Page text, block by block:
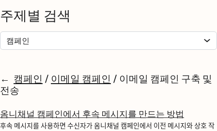
주제별 검색
캠페인 / 이메일 캠페인 / 이메일 캠페인 구축 및
전송
옴니채널 캠페인에서 후속 메시지를 만드는 방법
후속 메시지를 사용하면 수신자가 옴니채널 캠페인에서 이전 메시지와 상호 작